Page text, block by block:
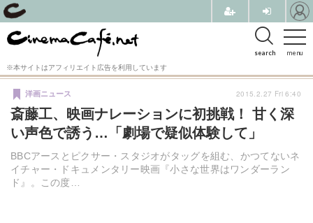
menu
search
※本サイトはアフィリエイト広告を利用しています
斎藤工、映画ナレーションに初挑戦！ 甘く深
い声色で誘う…「劇場で疑似体験して」
BBCアースとピクサー・スタジオがタッグを組む、かつてないネ
イチャー・ドキュメンタリー映画『小さな世界はワンダーラン
ド』。この度…
洋画ニュース 2015.2.27 Fri 6:40